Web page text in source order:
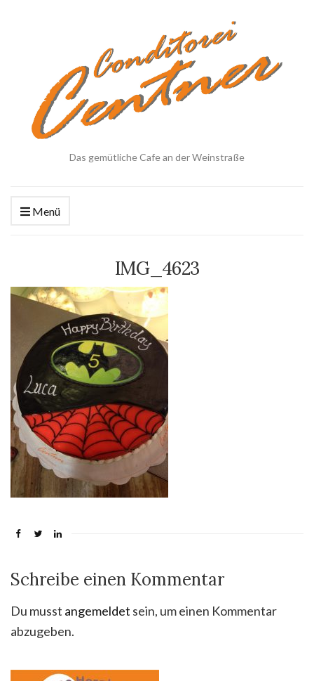
Das gemütliche Cafe an der Weinstraße
Menü
IMG_4623
Schreibe einen Kommentar
Du musst angemeldet sein, um einen Kommentar
abzugeben.